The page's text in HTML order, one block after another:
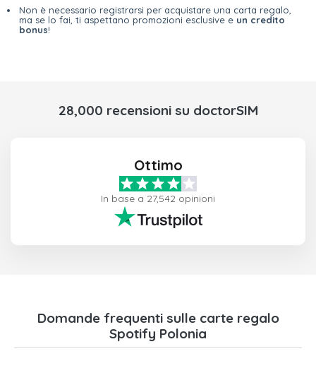
Non è necessario registrarsi per acquistare una carta regalo,
ma se lo fai, ti aspettano promozioni esclusive e un credito
bonus!
28,000 recensioni su doctorSIM
Ottimo
In base a 27,542 opinioni
Domande frequenti sulle carte regalo
Spotify Polonia